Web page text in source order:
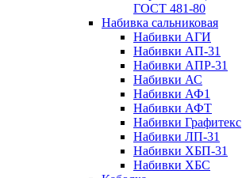
ГОСТ 481-80
Набивка сальниковая
Набивки АГИ
Набивки АП-31
Набивки АПР-31
Набивки АС
Набивки АФ1
Набивки АФТ
Набивки Графитекс
Набивки ЛП-31
Набивки ХБП-31
Набивки ХБС